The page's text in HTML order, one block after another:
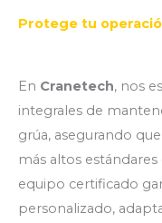
Protege tu
En Cranetech, nos
integrales de
grúa, asegurando
más altos
equipo certificado
personalizado,